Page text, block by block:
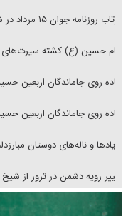
بازتاب روزنامه جوان ۱۵ مرداد در شبکه خبر
امام حسین (ع) کشته
پیاده روی جاماندگان اربعین
پیاده روی جاماندگان اربعین
فریاد‌ها و ناله‌های دوستان
تغییر رویه دشمن در ترور از
خرید قسطی اولش خنده و